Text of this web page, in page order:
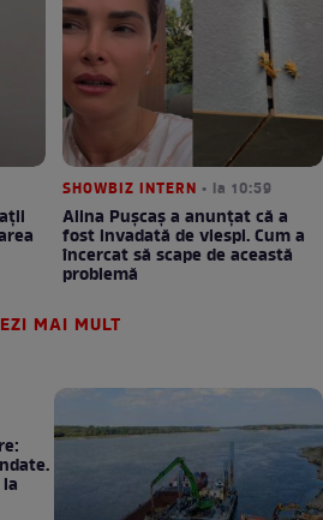
SHOWBIZ INTERN • la 10:59
Alina Pușcaș a anunțat că a
fost invadată de viespi. Cum a
încercat să scape de această
problemă
MAI MULT